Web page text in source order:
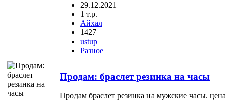
29.12.2021
1 т.р.
Айхал
1427
ustup
Разное
Продам: браслет резинка на часы
Продам браслет резинка на мужские часы.